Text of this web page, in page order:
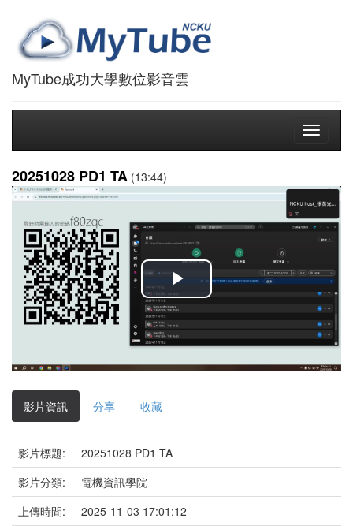
MyTube成功大學數位影音雲
Toggle
20251028 PD1 TA (13:44)
播
放
影
影片資訊 分享 收藏
影片標題:
20251028 PD1 TA
影片分類:
電機資訊學院
上傳時間:
2025-11-03 17:01:12